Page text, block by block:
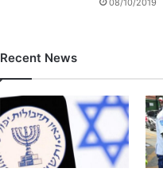
08/10/2019
Recent News